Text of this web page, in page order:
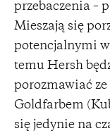
przebaczenia –
Mieszają się
potencjalnymi
temu Hersh
porozmawiać
Goldfarbem
się jedynie na